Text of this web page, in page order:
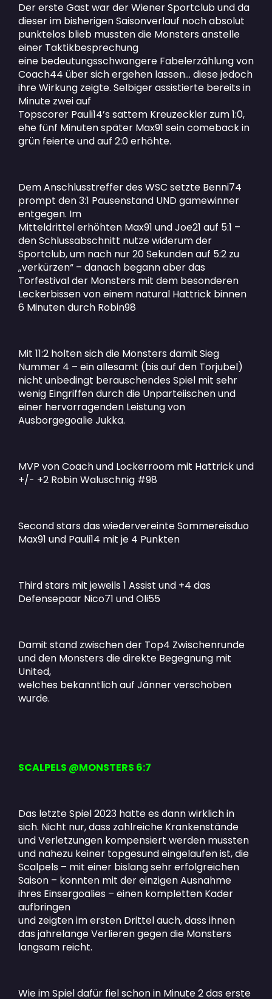
Der erste Gast war der Wiener Sportclub und da
dieser im bisherigen Saisonverlauf noch absolut
punktelos blieb mussten die Monsters anstelle
einer Taktikbesprechung
eine bedeutungsschwangere Fabelerzählung von
Coach44 über sich ergehen lassen… diese jedoch
ihre Wirkung zeigte. Selbiger assistierte bereits in
Minute zwei auf
Topscorer Pauli14’s sattem Kreuzeckler zum 1:0,
ehe fünf Minuten später Max91 sein comeback in
grün feierte und auf 2:0 erhöhte.
Dem Anschlusstreffer des WSC setzte Benni74
prompt den 3:1 Pausenstand UND gamewinner
entgegen. Im
Mitteldrittel erhöhten Max91 und Joe21 auf 5:1 –
den Schlussabschnitt nutze widerum der
Sportclub, um nach nur 20 Sekunden auf 5:2 zu
„verkürzen“ – danach begann aber das
Torfestival der Monsters mit dem besonderen
Leckerbissen von einem natural Hattrick binnen
6 Minuten durch Robin98
Mit 11:2 holten sich die Monsters damit Sieg
Nummer 4 – ein allesamt (bis auf den Torjubel)
nicht unbedingt berauschendes Spiel mit sehr
wenig Eingriffen durch die Unparteiischen und
einer hervorragenden Leistung von
Ausborgegoalie Jukka.
MVP von Coach und Lockerroom mit Hattrick und
+/- +2 Robin Waluschnig #98
Second stars das wiedervereinte Sommereisduo
Max91 und Pauli14 mit je 4 Punkten
Third stars mit jeweils 1 Assist und +4 das
Defensepaar Nico71 und Oli55
Damit stand zwischen der Top4 Zwischenrunde
und den Monsters die direkte Begegnung mit
United,
welches bekanntlich auf Jänner verschoben
wurde.
SCALPELS @MONSTERS 6:7
Das letzte Spiel 2023 hatte es dann wirklich in
sich. Nicht nur, dass zahlreiche Krankenstände
und Verletzungen kompensiert werden mussten
und nahezu keiner topgesund eingelaufen ist, die
Scalpels – mit einer bislang sehr erfolgreichen
Saison – konnten mit der einzigen Ausnahme
ihres Einsergoalies – einen kompletten Kader
aufbringen
und zeigten im ersten Drittel auch, dass ihnen
das jahrelange Verlieren gegen die Monsters
langsam reicht.
Wie im Spiel dafür fiel schon in Minute 2 das erste